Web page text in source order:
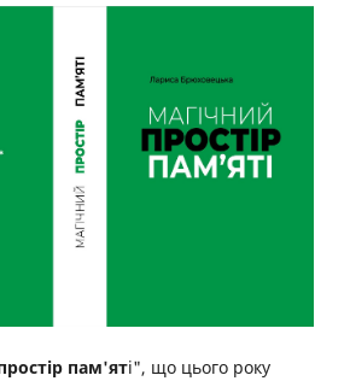
пам'яті", що цього року